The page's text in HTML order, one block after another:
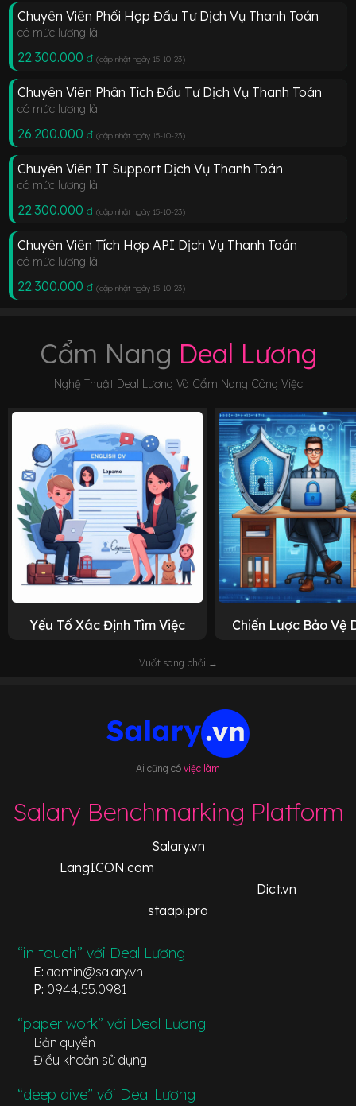
Chuyên Viên Phối Hợp Đầu Tư Dịch Vụ Thanh Toán
có mức lương là
22.300.000 đ (cập nhật ngày 15-10-23)
Chuyên Viên Phân Tích Đầu Tư Dịch Vụ Thanh Toán
có mức lương là
26.200.000 đ (cập nhật ngày 15-10-23)
Chuyên Viên IT Support Dịch Vụ Thanh Toán
có mức lương là
22.300.000 đ (cập nhật ngày 15-10-23)
Chuyên Viên Tích Hợp API Dịch Vụ Thanh Toán
có mức lương là
22.300.000 đ (cập nhật ngày 15-10-23)
Cẩm Nang Deal Lương
Nghệ Thuật Deal Lương Và Cẩm Nang Công Việc
Yếu Tố Xác Định Tìm Việc Chiến Lược Bảo Vệ
Vuốt sang phải →
Ai cũng có việc làm
Salary Benchmarking Platform
Salary.vn
LangICON.com
Dict.vn
staapi.pro
“in touch” với Deal Lương
E: admin@salary.vn
P: 0944.55.0981
“paper work” với Deal Lương
Bản quyền
Điều khoản sử dụng
“deep dive” với Deal Lương